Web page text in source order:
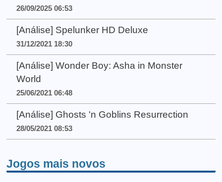
26/09/2025 06:53
[Análise] Spelunker HD Deluxe
31/12/2021 18:30
[Análise] Wonder Boy: Asha in Monster
World
25/06/2021 06:48
[Análise] Ghosts 'n Goblins Resurrection
28/05/2021 08:53
Jogos mais novos